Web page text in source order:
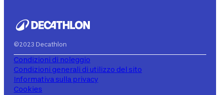
©2023 Decathlon
Condizioni di noleggio
Condizioni generali di utilizzo del sito
Informativa sulla privacy
Cookies